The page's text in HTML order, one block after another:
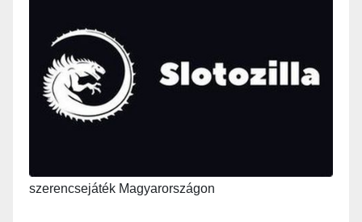
szerencsejáték Magyarországon